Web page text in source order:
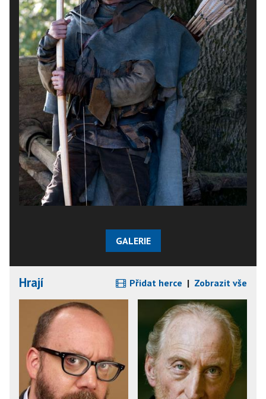
GALERIE
Hrají Přidat herce | Zobrazit vše